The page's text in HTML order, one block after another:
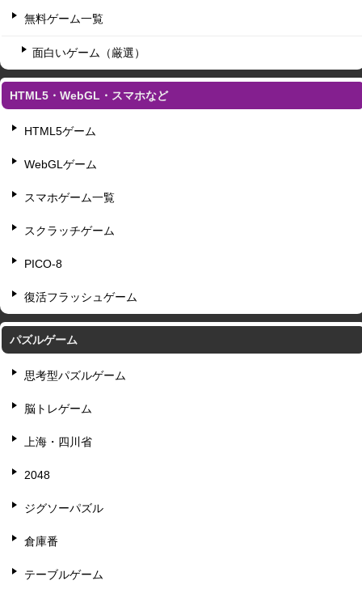
無料ゲーム一覧
面白いゲーム（厳選）
HTML5・WebGL・スマホなど
HTML5ゲーム
WebGLゲーム
スマホゲーム一覧
スクラッチゲーム
PICO-8
復活フラッシュゲーム
パズルゲーム
思考型パズルゲーム
脳トレゲーム
上海・四川省
2048
ジグソーパズル
倉庫番
テーブルゲーム